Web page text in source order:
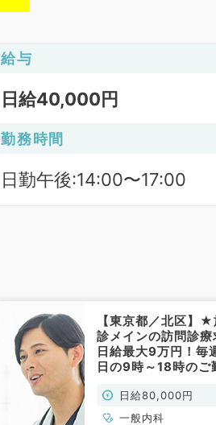
給与
日給40,000円
勤務時間
日勤午後:14:00〜17:00
【東京都／北区】
診メインの訪問診
日給最大9万円！毎
日の9時～18時のご
日給80,000円
一般内科